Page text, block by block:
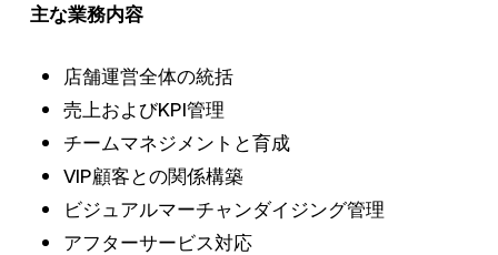
主な業務内容
店舗運営全体の統括
売上およびKPI管理
チームマネジメントと育成
VIP顧客との関係構築
ビジュアルマーチャンダイジング管理
アフターサービス対応